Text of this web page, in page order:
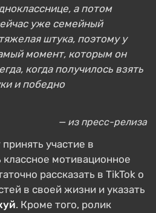
а потом
уже семейный
штука, поэтому у
момент, которым он
когда получилось взять
и победно
— из пресс-релиза
участие в
мотивационное
рассказать в TikTok о
в своей жизни и указать
. Кроме того, ролик